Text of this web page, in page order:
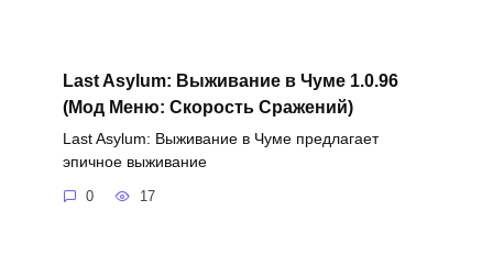
Last Asylum: Выживание в Чуме 1.0.96
(Мод Меню: Скорость Сражений)
Last Asylum: Выживание в Чуме предлагает
эпичное выживание
0 17